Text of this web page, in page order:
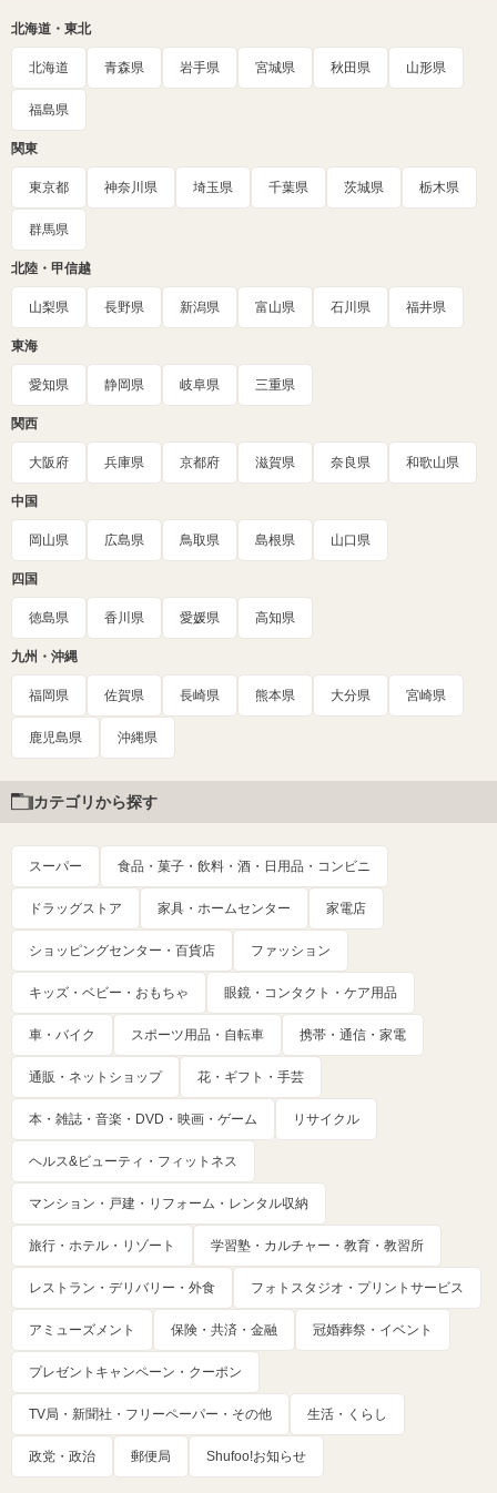
北海道・東北
北海道 青森県 岩手県 宮城県 秋田県 山形県
福島県
関東
東京都 神奈川県 埼玉県 千葉県 茨城県 栃木県
群馬県
北陸・甲信越
山梨県 長野県 新潟県 富山県 石川県 福井県
東海
愛知県 静岡県 岐阜県 三重県
関西
大阪府 兵庫県 京都府 滋賀県 奈良県 和歌山県
中国
岡山県 広島県 鳥取県 島根県 山口県
四国
徳島県 香川県 愛媛県 高知県
九州・沖縄
福岡県 佐賀県 長崎県 熊本県 大分県 宮崎県
鹿児島県 沖縄県
カテゴリから探す
スーパー 食品・菓子・飲料・酒・日用品・コンビニ
ドラッグストア 家具・ホームセンター 家電店
ショッピングセンター・百貨店 ファッション
キッズ・ベビー・おもちゃ 眼鏡・コンタクト・ケア用品
車・バイク スポーツ用品・自転車 携帯・通信・家電
通販・ネットショップ 花・ギフト・手芸
本・雑誌・音楽・DVD・映画・ゲーム リサイクル
ヘルス&ビューティ・フィットネス
マンション・戸建・リフォーム・レンタル収納
旅行・ホテル・リゾート 学習塾・カルチャー・教育・教習所
レストラン・デリバリー・外食 フォトスタジオ・プリントサービス
アミューズメント 保険・共済・金融 冠婚葬祭・イベント
プレゼントキャンペーン・クーポン
TV局・新聞社・フリーペーパー・その他 生活・くらし
政党・政治 郵便局 Shufoo!お知らせ